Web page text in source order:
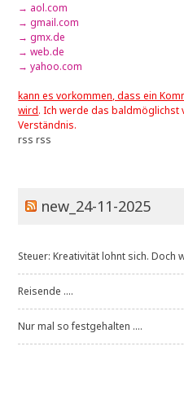
→ aol.com
→ gmail.com
→ gmx.de
→ web.de
→ yahoo.com
kann es vorkommen, dass ein
wird. Ich werde das baldmöglichst
Verständnis.
rss rss
new_24-11-2025
Steuer: Kreativität lohnt sich. Doch
Reisende ....
Nur mal so festgehalten ....